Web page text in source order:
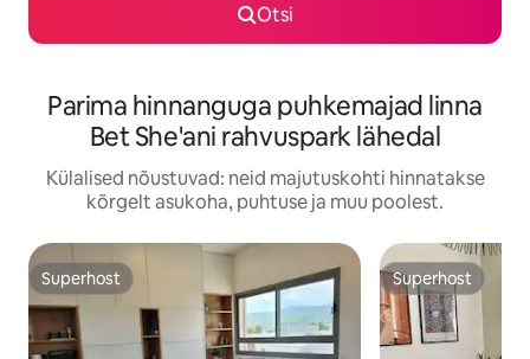
Otsi
Parima hinnanguga puhkemajad linna
Bet She'ani rahvuspark lähedal
Külalised nõustuvad: neid majutuskohti hinnatakse
kõrgelt asukoha, puhtuse ja muu poolest.
Superhost
Superhost Superhost
Superhost